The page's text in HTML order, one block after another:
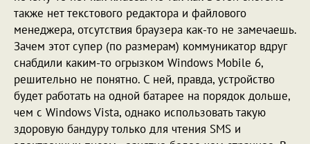
также нет текстового редактора и файлового
менеджера, отсутствия браузера как-то не замечаешь.
Зачем этот супер (по размерам) коммуникатор вдруг
снабдили каким-то огрызком Windows Mobile 6,
решительно не понятно. С ней, правда, устройство
будет работать на одной батарее на порядок дольше,
чем с Windows Vista, однако использовать такую
здоровую бандуру только для чтения SMS и